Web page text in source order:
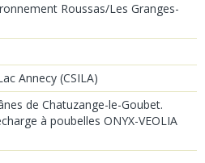
Roussas/Les Granges-
Annecy (CSILA)
de Chatuzange-le-Goubet.
à poubelles ONYX-VEOLIA